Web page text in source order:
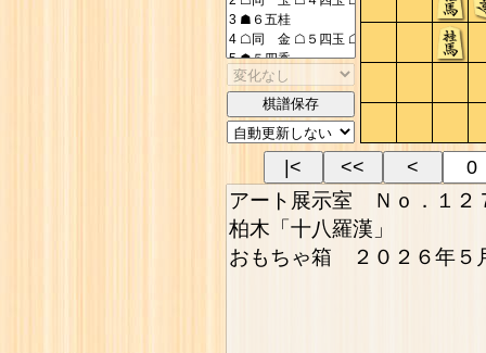
棋譜保存
|< << <